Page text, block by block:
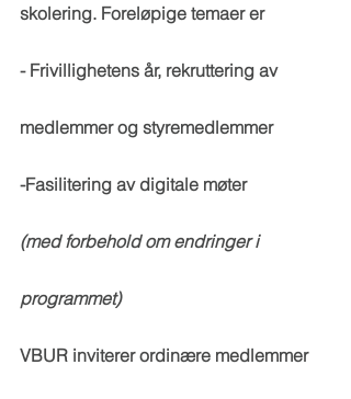
skolering. Foreløpige temaer er
- Frivillighetens år, rekruttering av
medlemmer og styremedlemmer
-Fasilitering av digitale møter
(med forbehold om endringer i
programmet)
VBUR inviterer ordinære medlemmer